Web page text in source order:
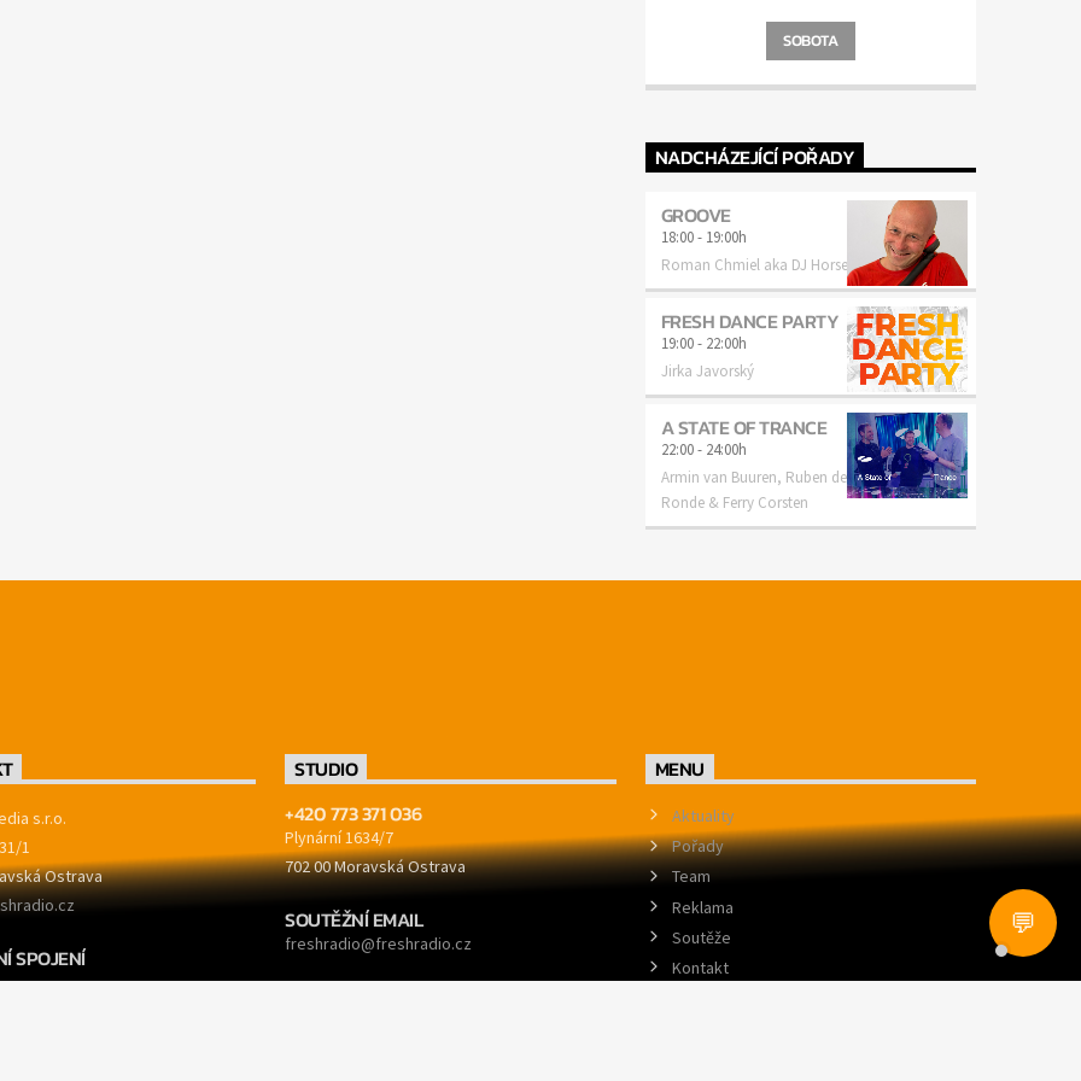
SOBOTA
NADCHÁZEJÍCÍ POŘADY
GROOVE
18:00- 19:00h
Roman Chmiel aka DJ Horse
FRESH DANCE PARTY
19:00- 22:00h
Jirka Javorský
A STATE OF TRANCE
22:00- 24:00h
Armin van Buuren, Ruben de
Ronde & Ferry Corsten
s.r.o.
1
Ostrava
SPOJENÍ
STUDIO
+420 773 371 036
Plynární 1634/7
702 00 Moravská Ostrava
SOUTĚŽNÍ EMAIL
freshradio@freshradio.cz
MENU
Aktuality
Pořady
Team
Reklama
Soutěže
Kontakt
💬